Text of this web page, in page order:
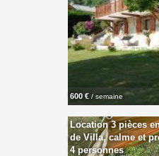
600 € / semaine
Location 3 pièces
de Villa, calme et
4 personnes